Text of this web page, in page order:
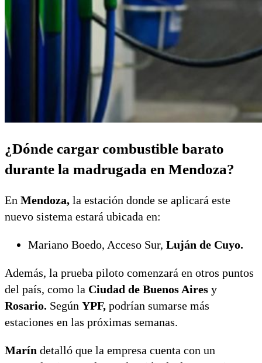
¿Dónde cargar combustible barato
durante la madrugada en Mendoza?
En Mendoza, la estación donde se aplicará este
nuevo sistema estará ubicada en:
Mariano Boedo, Acceso Sur, Luján de Cuyo.
Además, la prueba piloto comenzará en otros puntos
del país, como la Ciudad de Buenos Aires y
Rosario. Según YPF, podrían sumarse más
estaciones en las próximas semanas.
Marín detalló que la empresa cuenta con un